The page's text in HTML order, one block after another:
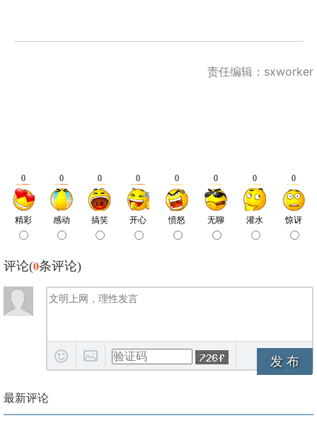
责任编辑：sxworker
评论(0条评论)
发 布
最新评论